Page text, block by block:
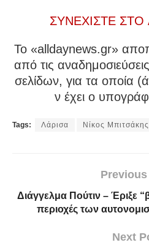
ΣΥΝΕΧΙΣΤΕ ΣΤΟ
To «alldaynews.gr»
από τις
σελίδων, για τα οποία
ν έχει ο
Tags: Λάρισα Νίκος Μπιτσάκης
Διάγγελμα Πούτιν – Έριξε
περιοχές των
Next